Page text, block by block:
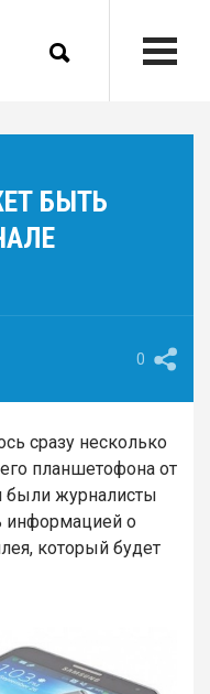
БЫТЬ
0
сразу несколько
планшетофона от
журналисты
информацией о
который будет